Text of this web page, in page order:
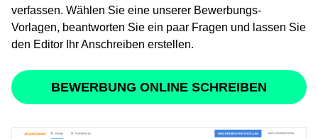
verfassen. Wählen Sie eine unserer Bewerbungs-
Vorlagen, beantworten Sie ein paar Fragen und lassen Sie
den Editor Ihr Anschreiben erstellen.
BEWERBUNG ONLINE SCHREIBEN